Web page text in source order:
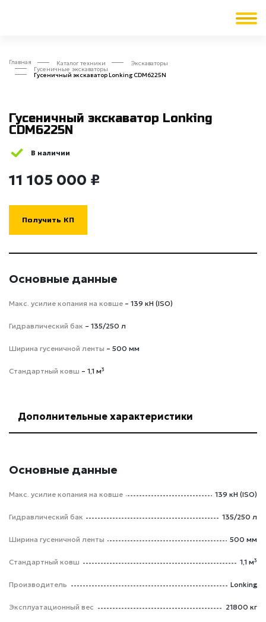
Главная Каталог техники Экскаваторы
Гусеничные экскаваторы
Гусеничный экскаватор Lonking CDM6225N
Гусеничный экскаватор Lonking
CDM6225N
В наличии
11 105 000 ₽
Получить КП
Основные данные
Макс. усилие копания на ковше – 139 кН (ISO)
Гидравлический бак – 135/250 л
Ширина гусеничной ленты – 500 мм
Стандартный ковш – 1,1 м³
Дополнительные характеристики
Основные данные
Макс. усилие копания на ковше 139 кН (ISO)
Гидравлический бак 135/250 л
Ширина гусеничной ленты 500 мм
Стандартный ковш 1,1 м³
Производитель Lonking
Эксплуатационный вес 21800 кг